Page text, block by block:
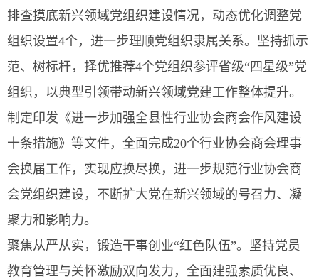
排查摸底新兴领域党组织建设情况，动态优化调整党
组织设置4个，进一步理顺党组织隶属关系。坚持抓示
范、树标杆，择优推荐4个党组织参评省级“四星级”党
组织，以典型引领带动新兴领域党建工作整体提升。
制定印发《进一步加强全县性行业协会商会作风建设
十条措施》等文件，全面完成20个行业协会商会理事
会换届工作，实现应换尽换，进一步规范行业协会商
会党组织建设，不断扩大党在新兴领域的号召力、凝
聚力和影响力。
聚焦从严从实，锻造干事创业“红色队伍”。坚持党员
教育管理与关怀激励双向发力，全面建强素质优良、